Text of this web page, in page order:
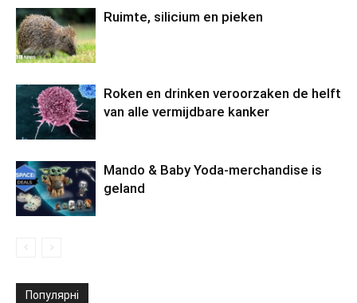
Ruimte, silicium en pieken
Roken en drinken veroorzaken de helft
van alle vermijdbare kanker
Mando & Baby Yoda-merchandise is
geland
Популярні